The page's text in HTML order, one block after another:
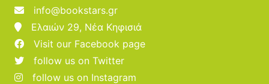
info@bookstars.gr
Ελαιών 29, Νέα Κηφισιά
Visit our Facebook page
follow us on Twitter
follow us on Instagram